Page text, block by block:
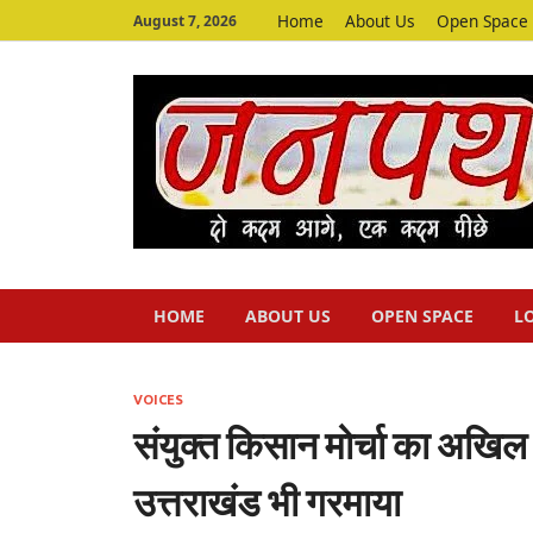
August 7, 2026 Home About Us Open Space
HOME ABOUT US OPEN SPACE
VOICES
संयुक्त किसान मोर्चा का
उत्तराखंड भी गरमाया